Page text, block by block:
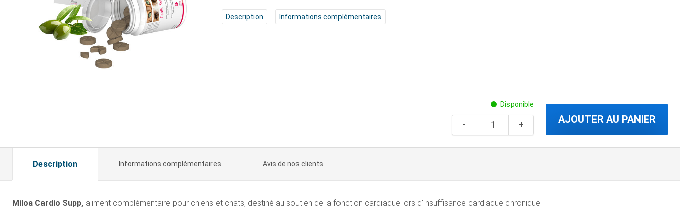
Description Informations complémentaires
Disponible
AJOUTER AU PANIER
Description Informations complémentaires Avis de nos clients
Miloa Cardio Supp, aliment complémentaire pour chiens et chats, destiné au soutien de la fonction cardiaque lors d'insuffisance cardiaque chronique.